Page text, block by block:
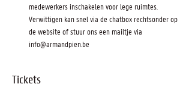
medewerkers inschakelen voor lege ruimtes.
Verwittigen kan snel via de chatbox rechtsonder op
de website of stuur ons een mailtje via
info@armandpien.be
Tickets